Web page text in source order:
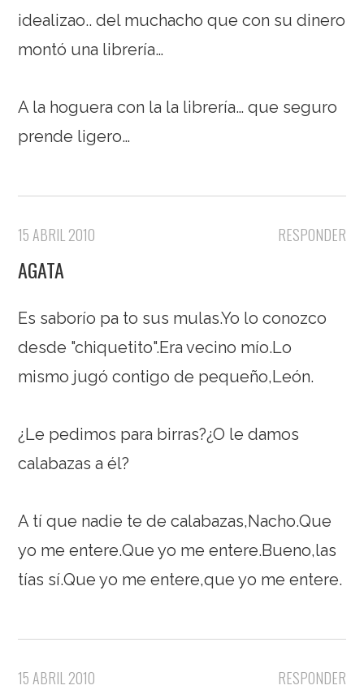
idealizao.. del muchacho que con su dinero
montó una librería…
A la hoguera con la la librería… que seguro
prende ligero…
RESPONDER
15 ABRIL 2010
AGATA
Es saborío pa to sus mulas.Yo lo conozco
desde "chiquetito".Era vecino mío.Lo
mismo jugó contigo de pequeño,León.
¿Le pedimos para birras?¿O le damos
calabazas a él?
A tí que nadie te de calabazas,Nacho.Que
yo me entere.Que yo me entere.Bueno,las
tías sí.Que yo me entere,que yo me entere.
RESPONDER
15 ABRIL 2010